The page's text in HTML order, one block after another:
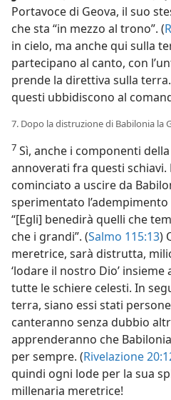
Portavoce di Geova, il suo
che sta “in mezzo al trono”. (
in cielo, ma anche qui sulla
partecipano al canto, con
prende la direttiva sulla
questi ubbidiscono al
7. Dopo la distruzione di Babilonia la
7 Sì, anche i componenti
annoverati fra questi schiavi.
cominciato a uscire da
sperimentato
“[Egli] benedirà quelli che
che i grandi”. (Salmo 115:13)
meretrice, sarà distrutta,
‘lodare il nostro Dio’ insieme
tutte le schiere celesti. In
terra, siano essi stati
canteranno senza dubbio
apprenderanno che
per sempre. (Rivelazione
quindi ogni lode per la sua
millenaria meretrice!